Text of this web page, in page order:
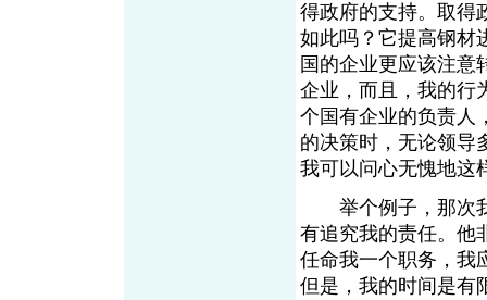
得政府的支持。取得
如此吗？它提高钢材
国的企业更应该注意
企业，而且，我的行
个国有企业的负责人
的决策时，无论领导
我可以问心无愧地这
举个例子，那次我
有追究我的责任。他
任命我一个职务，我
但是，我的时间是有